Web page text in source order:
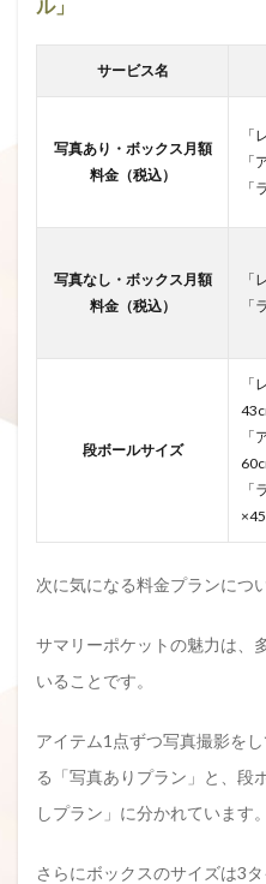
ル」
サービス名
写真あり・ボックス月額
料金（税込）
「
「
「
写真なし・ボックス月額
料金（税込）
「
「
段ボールサイズ
「
「
「
次に気になる料金プランにつ
サマリーポケットの魅力は、
いることです。
アイテム1点ずつ写真撮影を
る「写真ありプラン」と、段
しプラン」に分かれています。
さらにボックスのサイズは3